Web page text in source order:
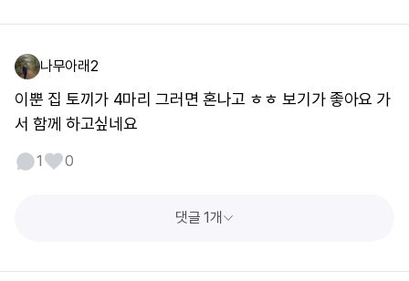
나무아래2
이뿐 집 토끼가 4마리 그러면 혼나고 ㅎㅎ 보기가 좋아요 가
서 함께 하고싶네요
1 0
댓글 1개